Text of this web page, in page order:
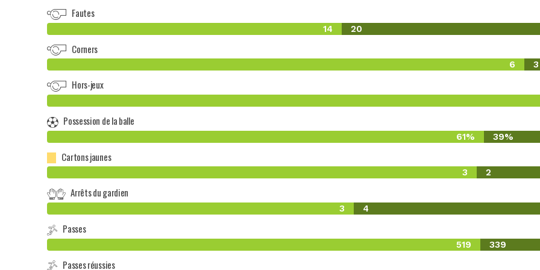
Fautes
14 20
Corners
6 3
Hors-jeux
Possession de la balle
61% 39%
Cartons jaunes
3 2
Arrêts du gardien
3 4
Passes
519 339
Passes réussies